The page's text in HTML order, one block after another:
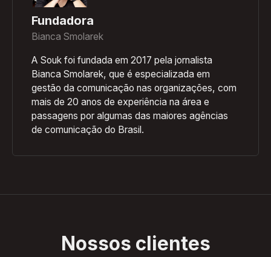
Fundadora
Bianca Smolarek
A Souk foi fundada em 2017 pela jornalista
Bianca Smolarek, que é especializada em
gestão da comunicação nas organizações, com
mais de 20 anos de experiência na área e
passagens por algumas das maiores agências
de comunicação do Brasil.
Nossos clientes